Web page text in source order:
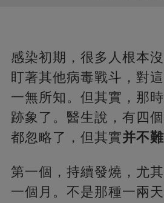
感染初期，很多人根本
盯著其他病毒戰斗，對
一無所知。但其實，那
跡象了。醫生說，有四
都忽略了，但其實并不
第一個，持續發燒，尤
一個月。不是那種一兩